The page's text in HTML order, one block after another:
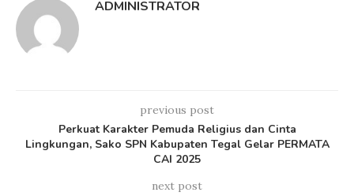
ADMINISTRATOR
previous post
Perkuat Karakter Pemuda Religius dan Cinta
Lingkungan, Sako SPN Kabupaten Tegal Gelar PERMATA
CAI 2025
next post